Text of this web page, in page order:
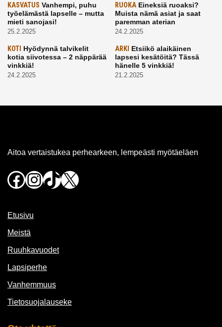
KASVATUS Vanhempi, puhu
työelämästä lapselle – mutta
mieti sanojasi!
25.2.2025
RUOKAEineksiä ruoaksi?
Muista nämä asiat ja saat
paremman aterian
24.2.2025
KOTI Hyödynnä talvikelit
kotia siivotessa – 2 näppärää
vinkkiä!
24.2.2025
ARKI Etsiikö alaikäinen
lapsesi kesätöitä? Tässä
hänelle 5 vinkkiä!
21.2.2025
Aitoa vertaistukea perhearkeen, lempeästi myötäeläen
Facebook
Instagram
TikTok
X
Etusivu
Meistä
Ruuhkavuodet
Lapsiperhe
Vanhemmuus
Tietosuojalauseke